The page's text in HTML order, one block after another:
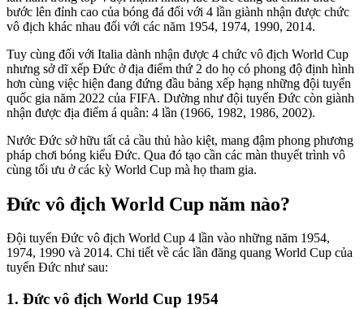
bước lên đỉnh cao của bóng đá đối với 4 lần giành nhận được chức
vô địch khác nhau đối với các năm 1954, 1974, 1990, 2014.
Tuy cùng đối với Italia dành nhận được 4 chức vô địch World Cup
nhưng sở dĩ xếp Đức ở địa điểm thứ 2 do họ có phong độ định hình
hơn cùng việc hiện đang đứng đầu bảng xếp hạng những đội tuyển
quốc gia năm 2022 của FIFA. Dường như đội tuyển Đức còn giành
nhận được địa điểm á quân: 4 lần (1966, 1982, 1986, 2002).
Nước Đức sở hữu tất cả cầu thủ hào kiệt, mang đậm phong phương
pháp chơi bóng kiểu Đức. Qua đó tạo cần các màn thuyết trình vô
cùng tối ưu ở các kỳ World Cup mà họ tham gia.
Đức vô địch World Cup năm nào?
Đội tuyển Đức vô địch World Cup 4 lần vào những năm 1954,
1974, 1990 và 2014. Chi tiết về các lần đăng quang World Cup của
tuyển Đức như sau:
1. Đức vô địch World Cup 1954